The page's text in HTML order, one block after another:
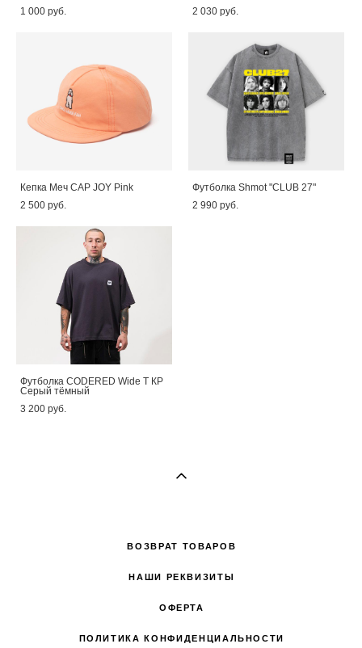
1 000 pуб.
2 030 pуб.
Кепка Меч CAP JOY Pink
2 500 pуб.
Футболка Shmot "CLUB 27"
2 990 pуб.
Футболка CODERED Wide T КР
Серый тёмный
3 200 pуб.
ВОЗВРАТ ТОВАРОВ
НАШИ РЕКВИЗИТЫ
ОФЕРТА
ПОЛИТИКА КОНФИДЕНЦИАЛЬНОСТИ